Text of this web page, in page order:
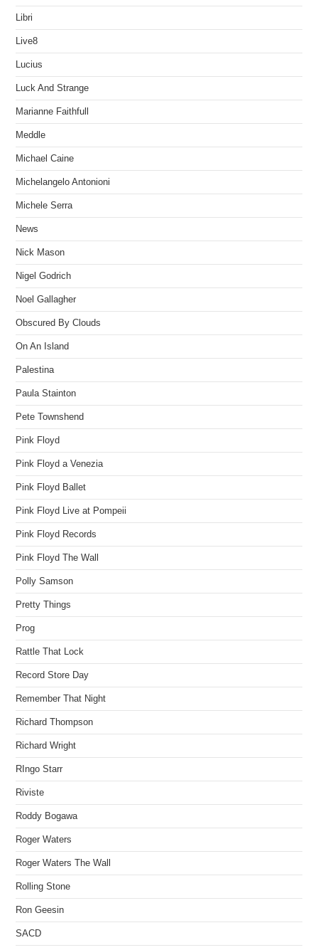
Libri
Live8
Lucius
Luck And Strange
Marianne Faithfull
Meddle
Michael Caine
Michelangelo Antonioni
Michele Serra
News
Nick Mason
Nigel Godrich
Noel Gallagher
Obscured By Clouds
On An Island
Palestina
Paula Stainton
Pete Townshend
Pink Floyd
Pink Floyd a Venezia
Pink Floyd Ballet
Pink Floyd Live at Pompeii
Pink Floyd Records
Pink Floyd The Wall
Polly Samson
Pretty Things
Prog
Rattle That Lock
Record Store Day
Remember That Night
Richard Thompson
Richard Wright
RIngo Starr
Riviste
Roddy Bogawa
Roger Waters
Roger Waters The Wall
Rolling Stone
Ron Geesin
SACD